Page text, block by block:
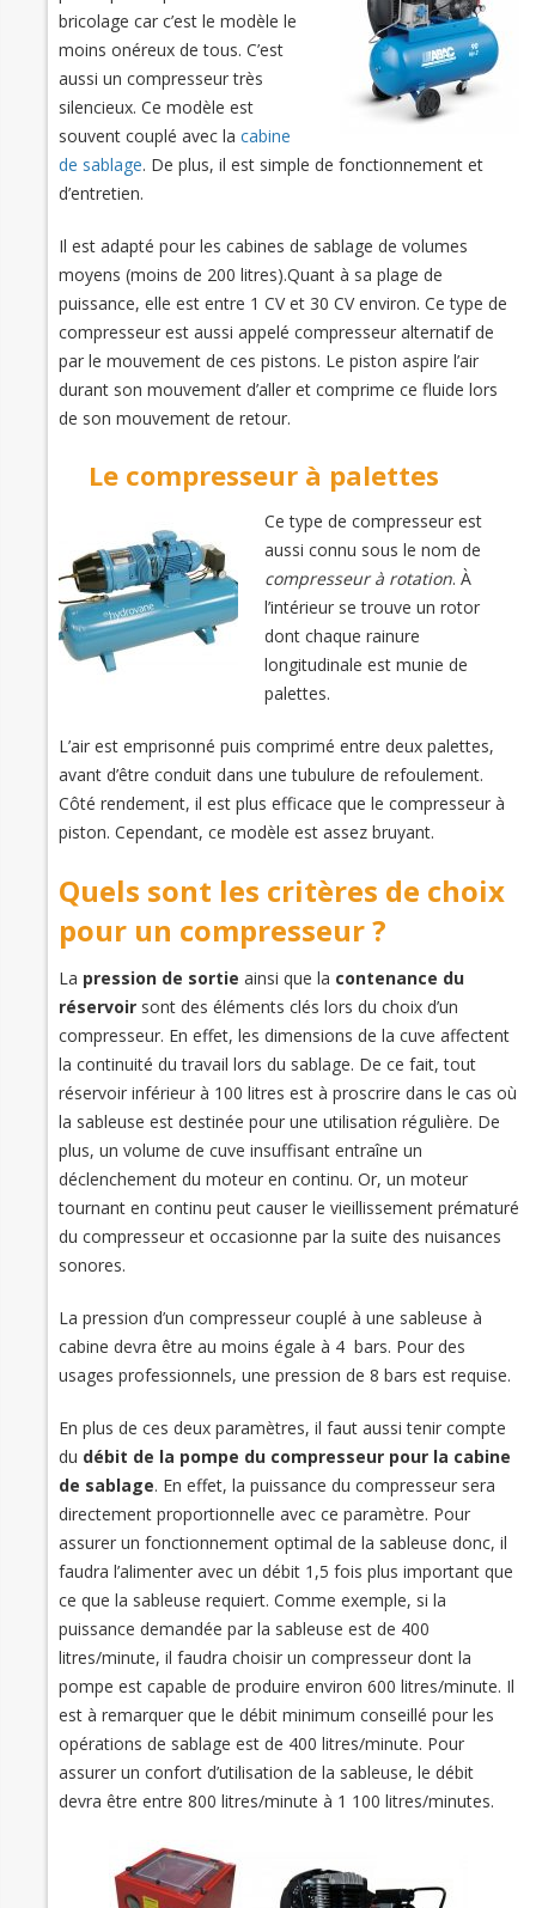
bricolage car c’est le modèle le
moins onéreux de tous. C’est
aussi un compresseur très
silencieux. Ce modèle est
souvent couplé avec la cabine
de sablage. De plus, il est simple de fonctionnement et
d’entretien.
Il est adapté pour les cabines de sablage de volumes
moyens (moins de 200 litres).Quant à sa plage de
puissance, elle est entre 1 CV et 30 CV environ. Ce type de
compresseur est aussi appelé compresseur alternatif de
par le mouvement de ces pistons. Le piston aspire l’air
durant son mouvement d’aller et comprime ce fluide lors
de son mouvement de retour.
Le compresseur à palettes
Ce type de compresseur est
aussi connu sous le nom de
compresseur à rotation. À
l’intérieur se trouve un rotor
dont chaque rainure
longitudinale est munie de
palettes.
L’air est emprisonné puis comprimé entre deux palettes,
avant d’être conduit dans une tubulure de refoulement.
Côté rendement, il est plus efficace que le compresseur à
piston. Cependant, ce modèle est assez bruyant.
Quels sont les critères de choix
pour un compresseur ?
La pression de sortie ainsi que la contenance du
réservoirsont des éléments clés lors du choix d’un
compresseur. En effet, les dimensions de la cuve affectent
la continuité du travail lors du sablage. De ce fait, tout
réservoir inférieur à 100 litres est à proscrire dans le cas où
la sableuse est destinée pour une utilisation régulière. De
plus, un volume de cuve insuffisant entraîne un
déclenchement du moteur en continu. Or, un moteur
tournant en continu peut causer le vieillissement prématuré
du compresseur et occasionne par la suite des nuisances
sonores.
La pression d’un compresseur couplé à une sableuse à
cabine devra être au moins égale à 4 bars. Pour des
usages professionnels, une pression de 8 bars est requise.
En plus de ces deux paramètres, il faut aussi tenir compte
du débit de la pompe du compresseur pour la cabine
de sablage. En effet, la puissance du compresseur sera
directement proportionnelle avec ce paramètre. Pour
assurer un fonctionnement optimal de la sableuse donc, il
faudra l’alimenter avec un débit 1,5 fois plus important que
ce que la sableuse requiert. Comme exemple, si la
puissance demandée par la sableuse est de 400
litres/minute, il faudra choisir un compresseur dont la
pompe est capable de produire environ 600 litres/minute. Il
est à remarquer que le débit minimum conseillé pour les
opérations de sablage est de 400 litres/minute. Pour
assurer un confort d’utilisation de la sableuse, le débit
devra être entre 800 litres/minute à 1 100 litres/minutes.